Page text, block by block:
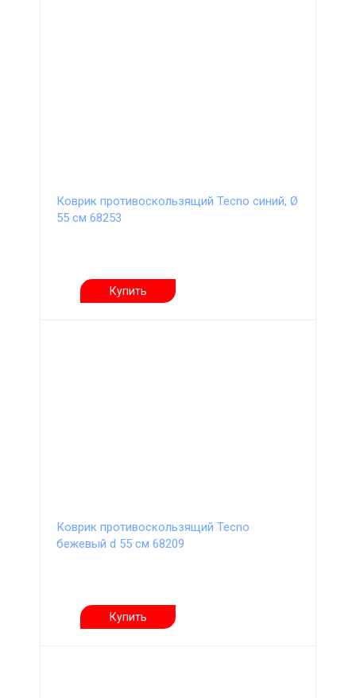
Коврик противоскользящий Tecno синий, Ø
55 см 68253
Купить
Коврик противоскользящий Tecno
бежевый d 55 см 68209
Купить